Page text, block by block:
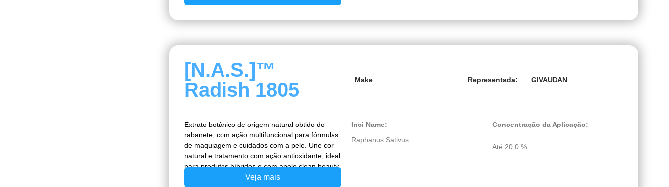
[N.A.S.]™
Radish 1805
Make Representada: GIVAUDAN
Extrato botânico de origem natural obtido do
rabanete, com ação multifuncional para fórmulas
de maquiagem e cuidados com a pele. Une cor
natural e tratamento com ação antioxidante, ideal
para produtos híbridos e com apelo clean beauty.
Veja mais
Inci Name:
Raphanus Sativus
Concentração da Aplicação:
Até 20,0 %